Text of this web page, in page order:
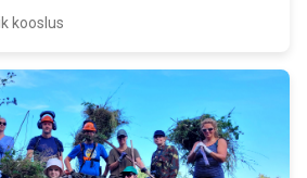
kooslus